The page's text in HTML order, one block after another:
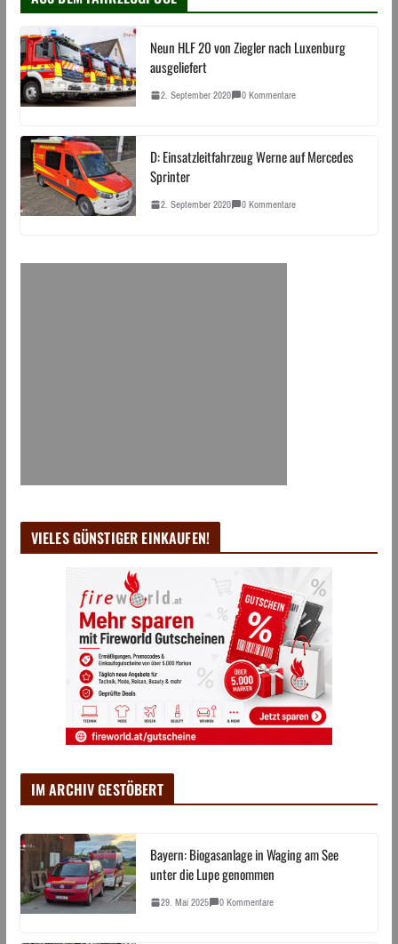
Neun HLF 20 von Ziegler nach Luxenburg
ausgeliefert
2. September 2020 0 Kommentare
D: Einsatzleitfahrzeug Werne auf Mercedes
Sprinter
2. September 2020 0 Kommentare
VIELES GÜNSTIGER EINKAUFEN!
IM ARCHIV GESTÖBERT
Bayern: Biogasanlage in Waging am See
unter die Lupe genommen
29. Mai 2025 0 Kommentare